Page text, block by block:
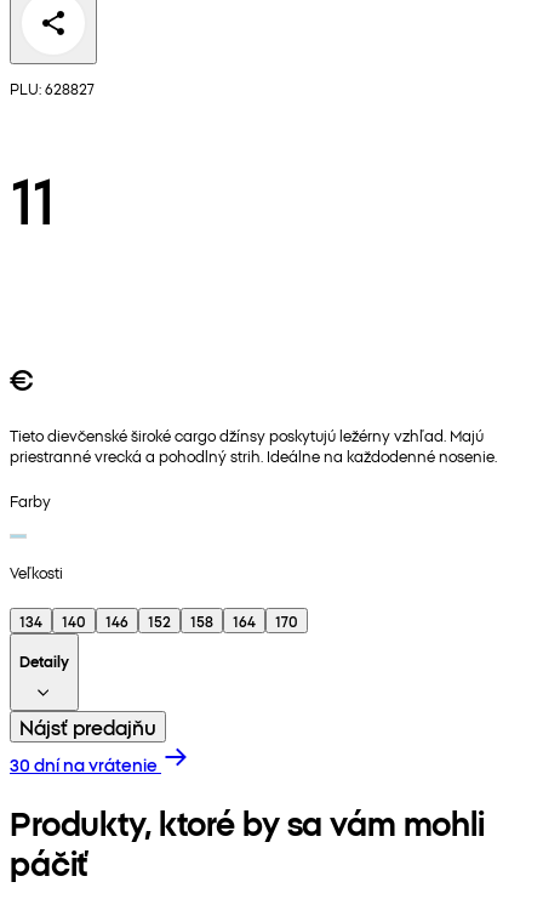
PLU: 628827
11
€
Tieto dievčenské široké cargo džínsy poskytujú ležérny vzhľad. Majú
priestranné vrecká a pohodlný strih. Ideálne na každodenné nosenie.
Farby
Veľkosti
134 140 146 152 158 164
170
Detaily
Nájsť predajňu
30 dní na vrátenie
Produkty, ktoré by sa vám mohli
páčiť